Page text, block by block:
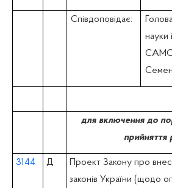
Співдоповідає:
науки
для включення до
прийняття
3144 Д
Проект Закону про
законів України (щодо